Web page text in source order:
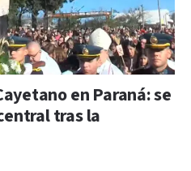
en Paraná: se
tras la